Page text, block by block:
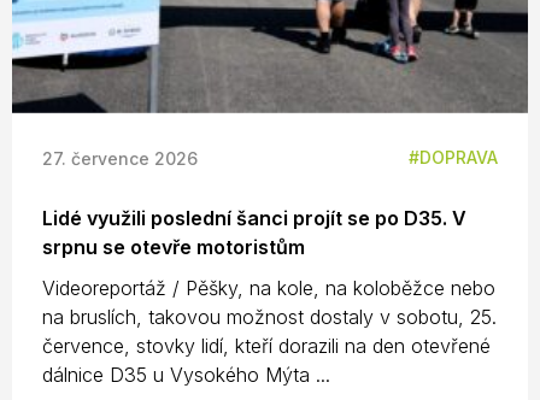
27. července 2026 DOPRAVA
Lidé využili poslední šanci projít se po D35. V
srpnu se otevře motoristům
Videoreportáž / Pěšky, na kole, na koloběžce nebo
na bruslích, takovou možnost dostaly v sobotu, 25.
července, stovky lidí, kteří dorazili na den otevřené
dálnice D35 u Vysokého Mýta ...